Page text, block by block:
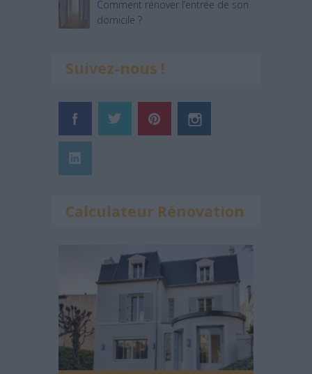
Comment rénover l’entrée de son
domicile ?
Suivez-nous !
Calculateur Rénovation